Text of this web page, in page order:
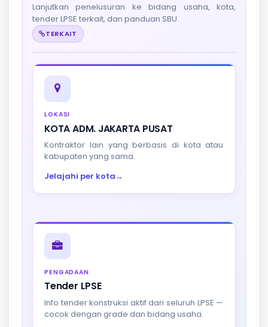
Lanjutkan penelusuran ke bidang usaha, kota,
tender LPSE terkait, dan panduan SBU.
TERKAIT
LOKASI
KOTA ADM. JAKARTA PUSAT
Kontraktor lain yang berbasis di kota atau
kabupaten yang sama.
Jelajahi per kota→
PENGADAAN
Tender LPSE
Info tender konstruksi aktif dari seluruh LPSE —
cocok dengan grade dan bidang usaha.